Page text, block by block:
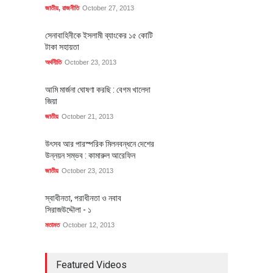
জাতীয়, রাজনীতি October 27, 2013
সেনাবাহিনীকে ইসলামী ব্যাংকের ১৫ কোটি
টাকা সহায়তা
অর্থনীতি October 23, 2013
আমি মার্জনা ঘোষণা করছি : বেগম খালেদা
জিয়া
জাতীয় October 21, 2013
উৎসব আর পারস্পরিক মিলনবন্ধনে দেশের
উন্নয়ন সম্ভব : কামারুল আরেফিন
জাতীয় October 23, 2013
স্বাধীনতা, পরাধীনতা ও নবাব
সিরাজউদ্দৌলা - ১
মতামত October 12, 2013
Featured Videos